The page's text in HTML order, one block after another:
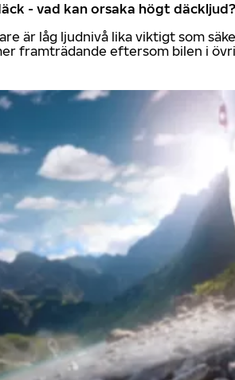
- vad kan orsaka högt däckljud?
är låg ljudnivå lika viktigt som
framträdande eftersom bilen i